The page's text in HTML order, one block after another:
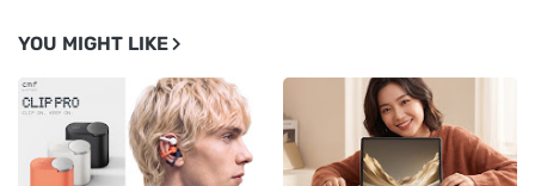
YOU MIGHT LIKE